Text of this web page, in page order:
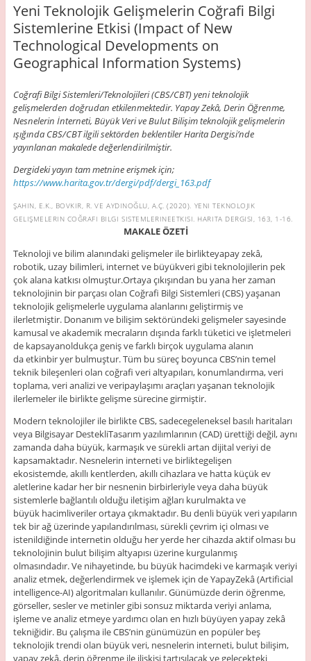
Yeni Teknolojik Gelişmelerin Coğrafi Bilgi
Sistemlerine Etkisi (Impact of New
Technological Developments on
Geographical Information Systems)
Coğrafi Bilgi Sistemleri/Teknolojileri (CBS/CBT) yeni teknolojik
gelişmelerden doğrudan etkilenmektedir. Yapay Zekâ, Derin Öğrenme,
Nesnelerin İnterneti, Büyük Veri ve Bulut Bilişim teknolojik gelişmelerin
ışığında CBS/CBT ilgili sektörden beklentiler Harita Dergisi’nde
yayınlanan makalede değerlendirilmiştir.
Dergideki yayın tam metnine erişmek için;
https://www.harita.gov.tr/dergi/pdf/dergi_163.pdf
ŞAHIN, E.K., BOVKIR, R. VE AYDINOĞLU, A.Ç. (2020). YENI TEKNOLOJIK
GELIŞMELERIN COĞRAFI BILGI SISTEMLERINEETKISI. HARITA DERGISI, 163, 1-16.
MAKALE ÖZETİ
Teknoloji ve bilim alanındaki gelişmeler ile birlikteyapay zekâ,
robotik, uzay bilimleri, internet ve büyükveri gibi teknolojilerin pek
çok alana katkısı olmuştur.Ortaya çıkışından bu yana her zaman
teknolojinin bir parçası olan Coğrafi Bilgi Sistemleri (CBS) yaşanan
teknolojik gelişmelerle uygulama alanlarını geliştirmiş ve
ilerletmiştir. Donanım ve bilişim sektöründeki gelişmeler sayesinde
kamusal ve akademik mecraların dışında farklı tüketici ve işletmeleri
de kapsayanoldukça geniş ve farklı birçok uygulama alanın
da etkinbir yer bulmuştur. Tüm bu süreç boyunca CBS’nin temel
teknik bileşenleri olan coğrafi veri altyapıları, konumlandırma, veri
toplama, veri analizi ve veripaylaşımı araçları yaşanan teknolojik
ilerlemeler ile birlikte gelişme sürecine girmiştir.
Modern teknolojiler ile birlikte CBS, sadecegeleneksel basılı haritaları
veya Bilgisayar DestekliTasarım yazılımlarının (CAD) ürettiği değil, aynı
zamanda daha büyük, karmaşık ve sürekli artan dijital veriyi de
kapsamaktadır. Nesnelerin interneti ve birliktegelişen
ekosistemde, akıllı kentlerden, akıllı cihazlara ve hatta küçük ev
aletlerine kadar her bir nesnenin birbirleriyle veya daha büyük
sistemlerle bağlantılı olduğu iletişim ağları kurulmakta ve
büyük hacimliveriler ortaya çıkmaktadır. Bu denli büyük veri yapıların
tek bir ağ üzerinde yapılandırılması, sürekli çevrim içi olması ve
istenildiğinde internetin olduğu her yerde her cihazda aktif olması bu
teknolojinin bulut bilişim altyapısı üzerine kurgulanmış
olmasındadır. Ve nihayetinde, bu büyük hacimdeki ve karmaşık veriyi
analiz etmek, değerlendirmek ve işlemek için de YapayZekâ (Artificial
intelligence-AI) algoritmaları kullanılır. Günümüzde derin öğrenme,
görseller, sesler ve metinler gibi sonsuz miktarda veriyi anlama,
işleme ve analiz etmeye yardımcı olan en hızlı büyüyen yapay zekâ
tekniğidir. Bu çalışma ile CBS’nin günümüzün en popüler beş
teknolojik trendi olan büyük veri, nesnelerin interneti, bulut bilişim,
yapay zekâ, derin öğrenme ile ilişkisi tartışılacak ve gelecekteki